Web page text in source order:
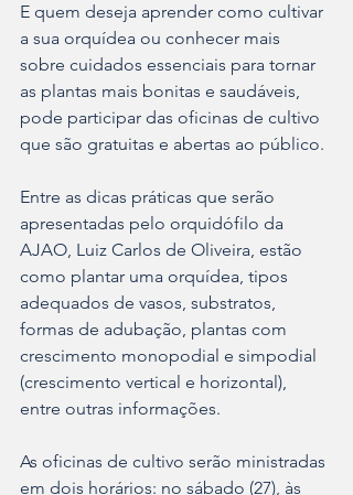
E quem deseja aprender como cultivar
a sua orquídea ou conhecer mais
sobre cuidados essenciais para tornar
as plantas mais bonitas e saudáveis,
pode participar das oficinas de cultivo
que são gratuitas e abertas ao público.
Entre as dicas práticas que serão
apresentadas pelo orquidófilo da
AJAO, Luiz Carlos de Oliveira, estão
como plantar uma orquídea, tipos
adequados de vasos, substratos,
formas de adubação, plantas com
crescimento monopodial e simpodial
(crescimento vertical e horizontal),
entre outras informações.
As oficinas de cultivo serão ministradas
em dois horários: no sábado (27), às